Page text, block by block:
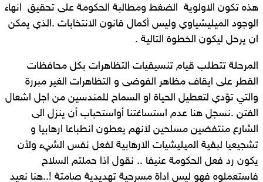
هذه تكون الاولوية الضغط ومطالبة الحكومة على تحقيق انهاء
الوجود الميليشياوي وليس أكمال قانون الانتخابات .الذي يمكن
ان يرحل ليكون الخطوة التالية .
المرحلة تتطلب قيام تنسيقيات التظاهرات بكل محافظات
القطر على ايقاف مظاهر الفوضى و التظاهرات الغير مبررة
والتي تؤدي لتعطيل الحياة او السماح للمندسين من اجل اشعال
الفتن .نسجل هنا عدم استساغتنا أواستحباب أن ينزل الى
الشارع منتفضين مسلحين لانهم يعطون انطباعا ارهابيا و
تشجيعيا لبقية الميليشيات الارهابية لفعل نفس الشيء ولأن
يكون رد فعل الحكومة عنيفا .. نقول اذا حملتم السلاح
فاستعملوه فهو ليس اداة مسرحية تهديدية صامتة !..هنا نعيد